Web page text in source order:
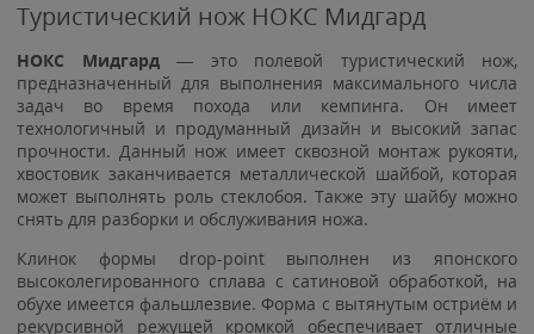
Туристический нож НОКС Мидгард
НОКС Мидгард— это полевой туристический нож,
предназначенный для выполнения максимального числа
задач во время похода или кемпинга. Он имеет
технологичный и продуманный дизайн и высокий запас
прочности. Данный нож имеет сквозной монтаж рукояти,
хвостовик заканчивается металлической шайбой, которая
может выполнять роль стеклобоя. Также эту шайбу можно
снять для разборки и обслуживания ножа.
Клинок формы drop-point выполнен из японского
высоколегированного сплава с сатиновой обработкой, на
обухе имеется фальшлезвие. Форма с вытянутым остриём и
рекурсивной режущей кромкой обеспечивает отличные